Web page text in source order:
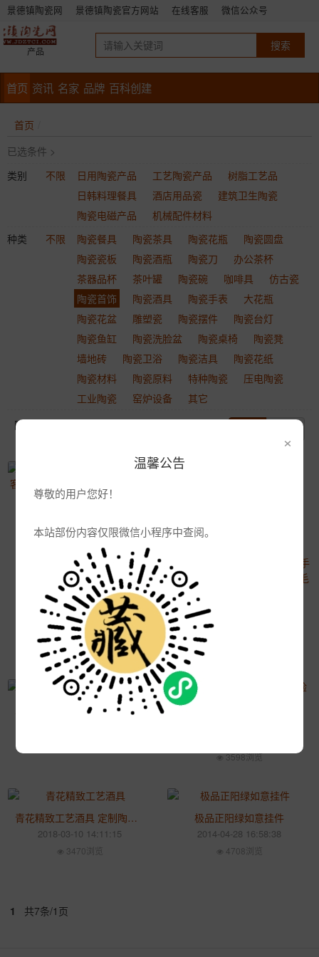
×
温馨公告
尊敬的用户您好！
本站部份内容仅限微信小程序中查阅。
景德镇陶瓷网 景德镇陶瓷官方网站 在线客服 微信公众号
产品
首页 资讯 名家 品牌 百科创建
首页
已选条件 >
类别
不限 日用陶瓷产品 工艺陶瓷产品
树脂工艺品
日韩料理餐具
酒店用品瓷
建筑卫生陶瓷
陶瓷电磁产品
机械配件材料
种类
不限 陶瓷餐具 陶瓷茶具 陶瓷花瓶
陶瓷圆盘
陶瓷瓷板
陶瓷酒瓶 陶瓷刀
办公茶杯
茶器品杯
茶叶罐 陶瓷碗 咖啡具
仿古瓷
陶瓷首饰
陶瓷酒具 陶瓷手表
大花瓶
陶瓷花盆
雕塑瓷 陶瓷摆件
陶瓷台灯
陶瓷鱼缸
陶瓷洗脸盆 陶瓷桌椅
陶瓷凳
墙地砖
陶瓷卫浴 陶瓷洁具
陶瓷花纸
陶瓷材料
陶瓷原料 特种陶瓷
压电陶瓷
工业陶瓷
窑炉设备 其它
陶瓷首饰陶瓷产品 陶瓷图案大全
2021-04-07 16:06:45
3378浏览
2019-08-24 13:38:14
定制酒具 景德镇陶瓷酒具 时代酒具 陶瓷酒具价格 礼品陶瓷酒具
3598浏览
青花精致工艺酒具 定制陶瓷自动酒具 日用陶瓷酒具
2018-03-10 14:11:15
3470浏览
极品正阳绿如意挂件
2014-04-28 16:58:38
4708浏览
1 共7条/1页